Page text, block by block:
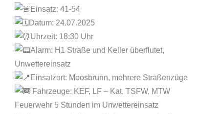
Einsatz: 41-54
Datum: 24.07.2025
Uhrzeit: 18:30 Uhr
Alarm: H1 Straße und Keller überflutet,
Unwettereinsatz
Einsatzort: Moosbrunn, mehrere Straßenzüge
Fahrzeuge: KEF, LF – Kat, TSFW, MTW
Feuerwehr 5 Stunden im Unwettereinsatz